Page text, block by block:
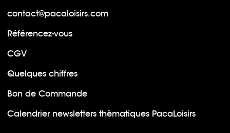
contact@pacaloisirs.com
Référencez-vous
CGV
Quelques chiffres
Bon de Commande
Calendrier newsletters thèmatiques PacaLoisirs